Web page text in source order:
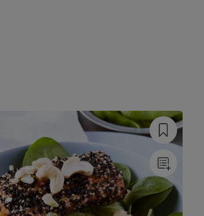
ZUCCHINI
I UGN
ZUCCHINIPAJER
STEKT
ZUCCHINI
ZUCCHINIBRÖD
MARINAD
ZUCCHINISALLAD